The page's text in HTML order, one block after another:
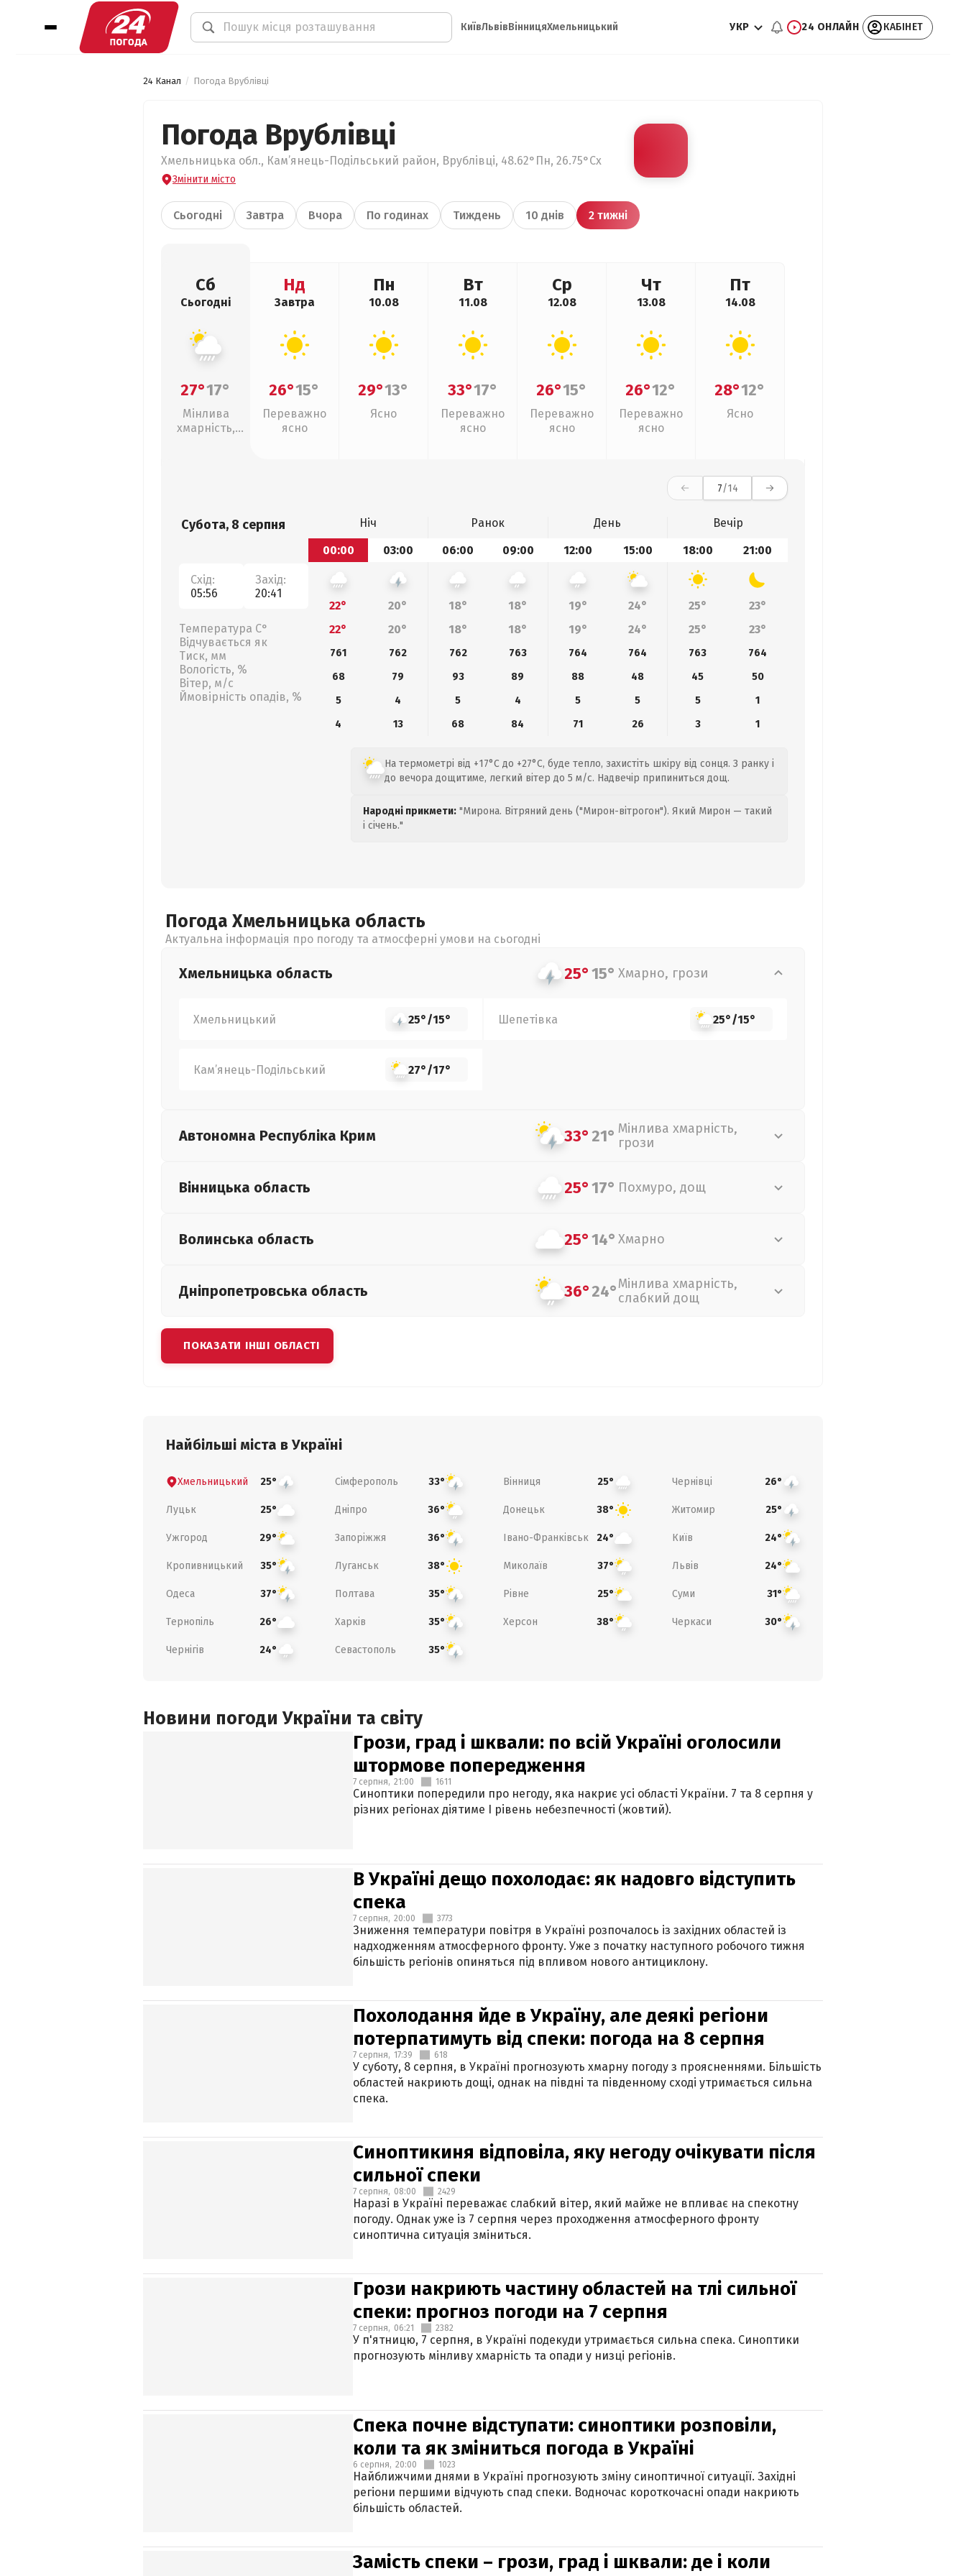
КиївЛьвівВінницяХмельницький УКР 24 ОНЛАЙН КАБІНЕТ
24 Канал Погода Врублівці
Погода Врублівці
Хмельницька обл., Кам’янець-Подільський район, Врублівці, 48.62°Пн, 26.75°Сх
Змінити місто
Сьогодні Завтра Вчора По годинах Тиждень 10 днів 2 тижні
Сб
Сьогодні
27°17°
Мінлива
хмарність,
Нд
Завтра
26°15°
Переважно
ясно
Пн
10.08
29°13°
Ясно
Вт
11.08
33°17°
Переважно
ясно
Ср
12.08
26°15°
Переважно
ясно
Чт
13.08
26°12°
Переважно
ясно
Пт
14.08
28°12°
Ясно
7/14
Субота, 8 серпня
Схід:
05:56
Захід:
20:41
Температура С°
Відчувається як
Тиск, мм
Вологість, %
Вітер, м/с
Ймовірність опадів, %
Ніч Ранок День
Вечір
00:00
03:00 06:00 09:00 12:00 15:00 18:00 21:00
22° 20° 18° 18° 19° 24° 25°
23°
22°
20° 18° 18° 19° 24° 25° 23°
761 762 762 763 764 764 763
764
68
79 93 89 88 48 45
50
5
4 5 4 5 5 5
1
4
13 68 84 71 26 3 1
На термометрі від +17°C до +27°C, буде тепло, захистіть шкіру від сонця. З ранку і
до вечора дощитиме, легкий вітер до 5 м/с. Надвечір припиниться дощ.
Народні прикмети: "Мирона. Вітряний день ("Мирон-вітрогон"). Який Мирон — такий
і січень."
Погода Хмельницька область
Актуальна інформація про погоду та атмосферні умови на сьогодні
Хмельницька область 25°15° Хмарно, грози
Хмельницький 25°/15° Шепетівка 25°/15°
Кам’янець-Подільський 27°/17°
Автономна Республіка Крим 33°21° Мінлива хмарність,
грози
Вінницька область 25°17° Похмуро, дощ
Волинська область 25°14° Хмарно
Дніпропетровська область 36°24°Мінлива хмарність,
слабкий дощ
ПОКАЗАТИ ІНШІ ОБЛАСТІ
Найбільші міста в Україні
Хмельницький 25° Сімферополь 33° Вінниця 25° Чернівці 26°
Луцьк 25° Дніпро 36° Донецьк 38° Житомир 25°
Ужгород 29° Запоріжжя 36° Івано-Франківськ 24° Київ 24°
Кропивницький 35° Луганськ 38° Миколаїв 37° Львів 24°
Одеса 37° Полтава 35° Рівне 25° Суми 31°
Тернопіль 26° Харків 35° Херсон 38° Черкаси 30°
Чернігів 24° Севастополь 35°
Новини погоди України та світу
Грози, град і шквали: по всій Україні оголосили
штормове попередження
7 серпня, 21:00 1611
Синоптики попередили про негоду, яка накриє усі області України. 7 та 8 серпня у
різних регіонах діятиме І рівень небезпечності (жовтий).
В Україні дещо похолодає: як надовго відступить
спека
7 серпня, 20:00 3773
Зниження температури повітря в Україні розпочалось із західних областей із
надходженням атмосферного фронту. Уже з початку наступного робочого тижня
більшість регіонів опиняться під впливом нового антициклону.
Похолодання йде в Україну, але деякі регіони
потерпатимуть від спеки: погода на 8 серпня
7 серпня, 17:39 618
У суботу, 8 серпня, в Україні прогнозують хмарну погоду з проясненнями. Більшість
областей накриють дощі, однак на півдні та південному сході утримається сильна
спека.
Синоптикиня відповіла, яку негоду очікувати після
сильної спеки
7 серпня, 08:00 2429
Наразі в Україні переважає слабкий вітер, який майже не впливає на спекотну
погоду. Однак уже із 7 серпня через проходження атмосферного фронту
синоптична ситуація зміниться.
Грози накриють частину областей на тлі сильної
спеки: прогноз погоди на 7 серпня
7 серпня, 06:21 2382
У п'ятницю, 7 серпня, в Україні подекуди утримається сильна спека. Синоптики
прогнозують мінливу хмарність та опади у низці регіонів.
Спека почне відступати: синоптики розповіли,
коли та як зміниться погода в Україні
6 серпня, 20:00 1023
Найближчими днями в Україні прогнозують зміну синоптичної ситуації. Західні
регіони першими відчують спад спеки. Водночас короткочасні опади накриють
більшість областей.
Замість спеки – грози, град і шквали: де і коли